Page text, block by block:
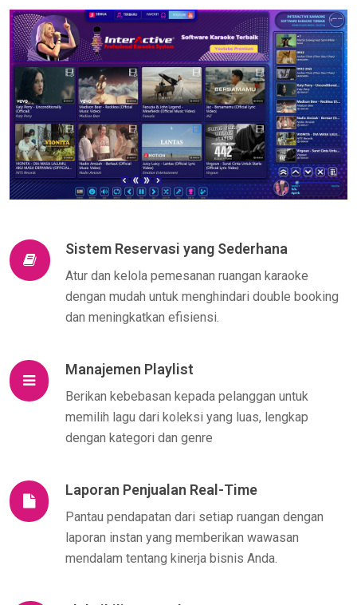
Sistem Reservasi yang Sederhana
Atur dan kelola pemesanan ruangan karaoke
dengan mudah untuk menghindari double booking
dan meningkatkan efisiensi.
Manajemen Playlist
Berikan kebebasan kepada pelanggan untuk
memilih lagu dari koleksi yang luas, lengkap
dengan kategori dan genre
Laporan Penjualan Real-Time
Pantau pendapatan dari setiap ruangan dengan
laporan instan yang memberikan wawasan
mendalam tentang kinerja bisnis Anda.